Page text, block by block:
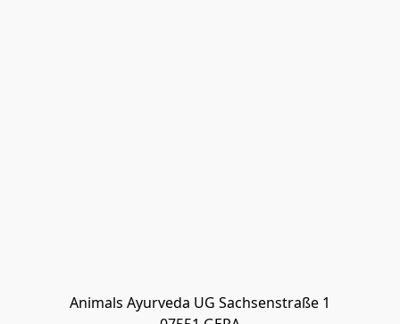
Animals Ayurveda UG Sachsenstraße 1